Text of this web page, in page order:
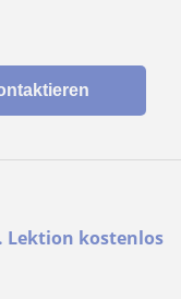
Lektion kostenlos